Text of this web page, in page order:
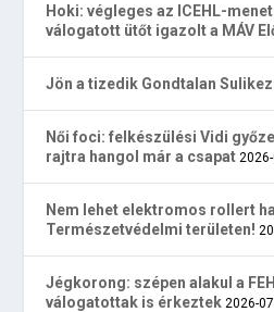
Hoki: végleges az ICEHL-
válogatott ütőt igazolt a MÁV
Jön a tizedik Gondtalan
Női foci: felkészülési Vidi
rajtra hangol már a csapat
Nem lehet elektromos rollert
Természetvédelmi területen!
Jégkorong: szépen alakul a
válogatottak is érkeztek 2026-